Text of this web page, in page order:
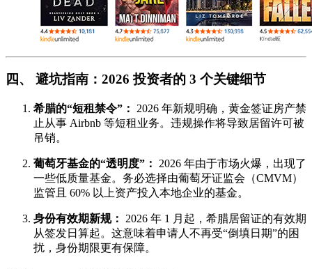
四、 避坑指南：2026 投资者的 3 个关键细节
希腊的“短租禁令”：
2026 年新规明确，黄金签证房产禁
止从事 Airbnb 等短租业务。违规操作将导致居留许可被
吊销。
葡萄牙基金的“透明度”：
2026 年由于市场火爆，出现了
一些低质量基金。务必选择由葡萄牙证监会（CMVM）
监管且 60% 以上资产投入本地企业的基金。
身份有效期新规：
2026 年 1 月起，希腊居留证的有效期
从签发日算起。这意味着申请人不再受“倒填日期”的困
扰，身份期限更有保障。